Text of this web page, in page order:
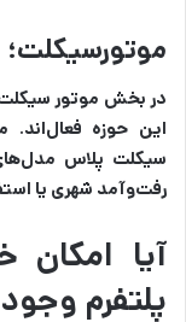
موتورسیکلت؛
در بخش موتور
این حوزه فعال‌اند.
سیکلت پلاس
رفت‌وآمد شهری یا
آیا امکان
پلتفرم